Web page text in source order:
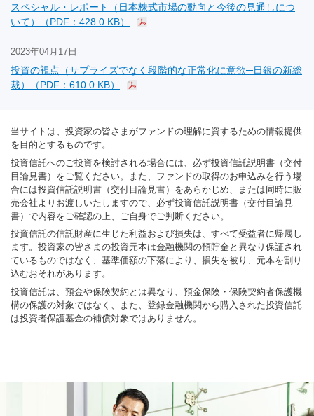
スペシャル・レポート（日本株式市場の動向と今後の見通しにつ
いて）（PDF：428.0 KB）
2023年04月17日
投資の視点（サプライズでなく段階的な正常化に意欲─日銀の新総
裁）（PDF：610.0 KB）
当サイトは、投資家の皆さまがファンドの理解に資するための情報提供
を目的とするものです。
投資信託へのご投資を検討される場合には、必ず投資信託説明書（交付
目論見書）をご覧ください。また、ファンドの取得のお申込みを行う場
合には投資信託説明書（交付目論見書）をあらかじめ、または同時に販
売会社よりお渡しいたしますので、必ず投資信託説明書（交付目論見
書）で内容をご確認の上、ご自身でご判断ください。
投資信託の信託財産に生じた利益および損失は、すべて受益者に帰属し
ます。投資家の皆さまの投資元本は金融機関の預貯金と異なり保証され
ているものではなく、基準価額の下落により、損失を被り、元本を割り
込むおそれがあります。
投資信託は、預金や保険契約とは異なり、預金保険・保険契約者保護機
構の保護の対象ではなく、また、登録金融機関から購入された投資信託
は投資者保護基金の補償対象ではありません。